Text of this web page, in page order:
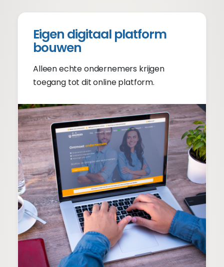
Eigen digitaal platform
bouwen
Alleen echte ondernemers krijgen
toegang tot dit online platform.